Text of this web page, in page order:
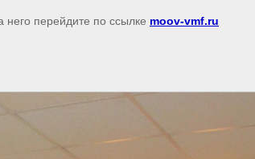
него перейдите по ссылке moov-vmf.ru